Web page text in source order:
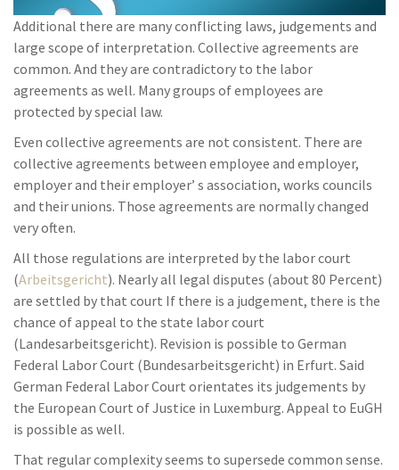
Additional there are many conflicting laws, judgements and
large scope of interpretation. Collective agreements are
common. And they are contradictory to the labor
agreements as well. Many groups of employees are
protected by special law.
Even collective agreements are not consistent. There are
collective agreements between employee and employer,
employer and their employer’ s association, works councils
and their unions. Those agreements are normally changed
very often.
All those regulations are interpreted by the labor court
(Arbeitsgericht). Nearly all legal disputes (about 80 Percent)
are settled by that court If there is a judgement, there is the
chance of appeal to the state labor court
(Landesarbeitsgericht). Revision is possible to German
Federal Labor Court (Bundesarbeitsgericht) in Erfurt. Said
German Federal Labor Court orientates its judgements by
the European Court of Justice in Luxemburg. Appeal to EuGH
is possible as well.
That regular complexity seems to supersede common sense.